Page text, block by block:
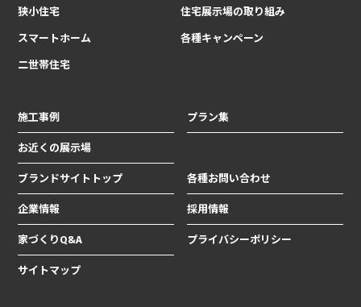
狭小住宅
スマートホーム
二世帯住宅
住宅展示場の取り組み
各種キャンペーン
施工事例 プラン集
お近くの展示場
ブランドサイトトップ 各種お問い合わせ
企業情報 採用情報
家づくりQ&A プライバシーポリシー
サイトマップ